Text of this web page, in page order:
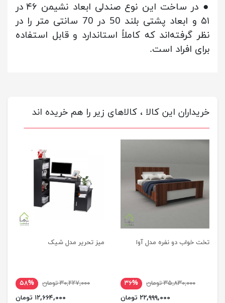
● در ساخت این نوع صندلی ابعاد نشیمن ۴۶ در
۵۱ و ابعاد پشتی بلند 50 در 70 سانتی متر را در
نظر گرفته‌اند که کاملاً استاندارد و قابل استفاده
برای افراد است.
خریداران این کالا ، کالاهای زیر را هم خریده اند
تخت خواب دو نفره مدل آوا
۳۵,۸۳۰,۰۰۰ تومان
۳۶%
۲۲,۹۹۹,۰۰۰ تومان
میز تحریر مدل شیک
۳۰,۲۲۷,۰۰۰ تومان
۵۸%
۱۲,۶۶۴,۰۰۰ تومان